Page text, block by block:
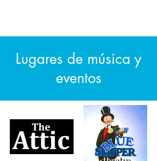
Lugares de música y
eventos